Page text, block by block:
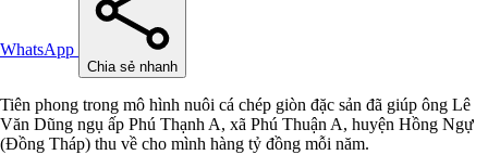
WhatsApp
Chia sẻ nhanh
Tiên phong trong mô hình nuôi cá chép giòn đặc sản đã giúp ông Lê
Văn Dũng ngụ ấp Phú Thạnh A, xã Phú Thuận A, huyện Hồng Ngự
(Đồng Tháp) thu về cho mình hàng tỷ đồng mỗi năm.